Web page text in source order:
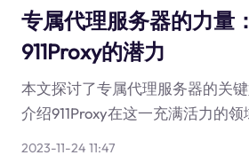
专属代理服务器的力量
911Proxy的潜力
本文探讨了专属代理服务器的关
介绍911Proxy在这一充满活力的领
2023-11-24 11:47